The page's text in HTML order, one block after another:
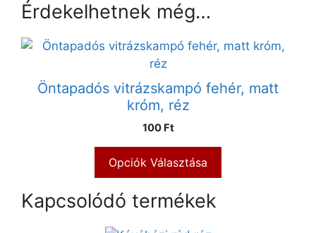
Érdekelhetnek még…
Öntapadós vitrázskampó fehér, matt
króm, réz
100 Ft
Opciók Választása
Kapcsolódó termékek